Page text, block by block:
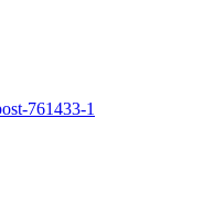
761433-1